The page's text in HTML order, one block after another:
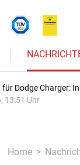
Dodge Charger:
13:51 Uhr
Home